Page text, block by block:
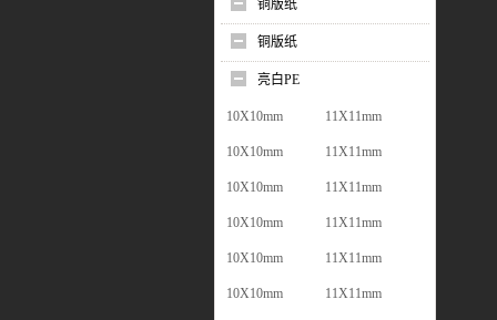
铜版纸
铜版纸
亮白PE
10X10mm 11X11mm
10X10mm 11X11mm
10X10mm 11X11mm
10X10mm 11X11mm
10X10mm 11X11mm
10X10mm 11X11mm